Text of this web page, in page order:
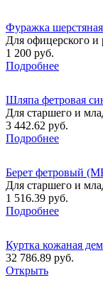
Фуражка
Для офицерского и
1 200 руб.
Подробнее
Шляпа фетровая
Для старшего и
3 442.62 руб.
Подробнее
Берет фетровый
Для старшего и
1 516.39 руб.
Подробнее
Куртка кожаная
32 786.89 руб.
Открыть